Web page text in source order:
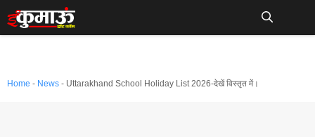
Skip
to
Home - News - Uttarakhand School Holiday List 2026-देखें विस्तृत में।